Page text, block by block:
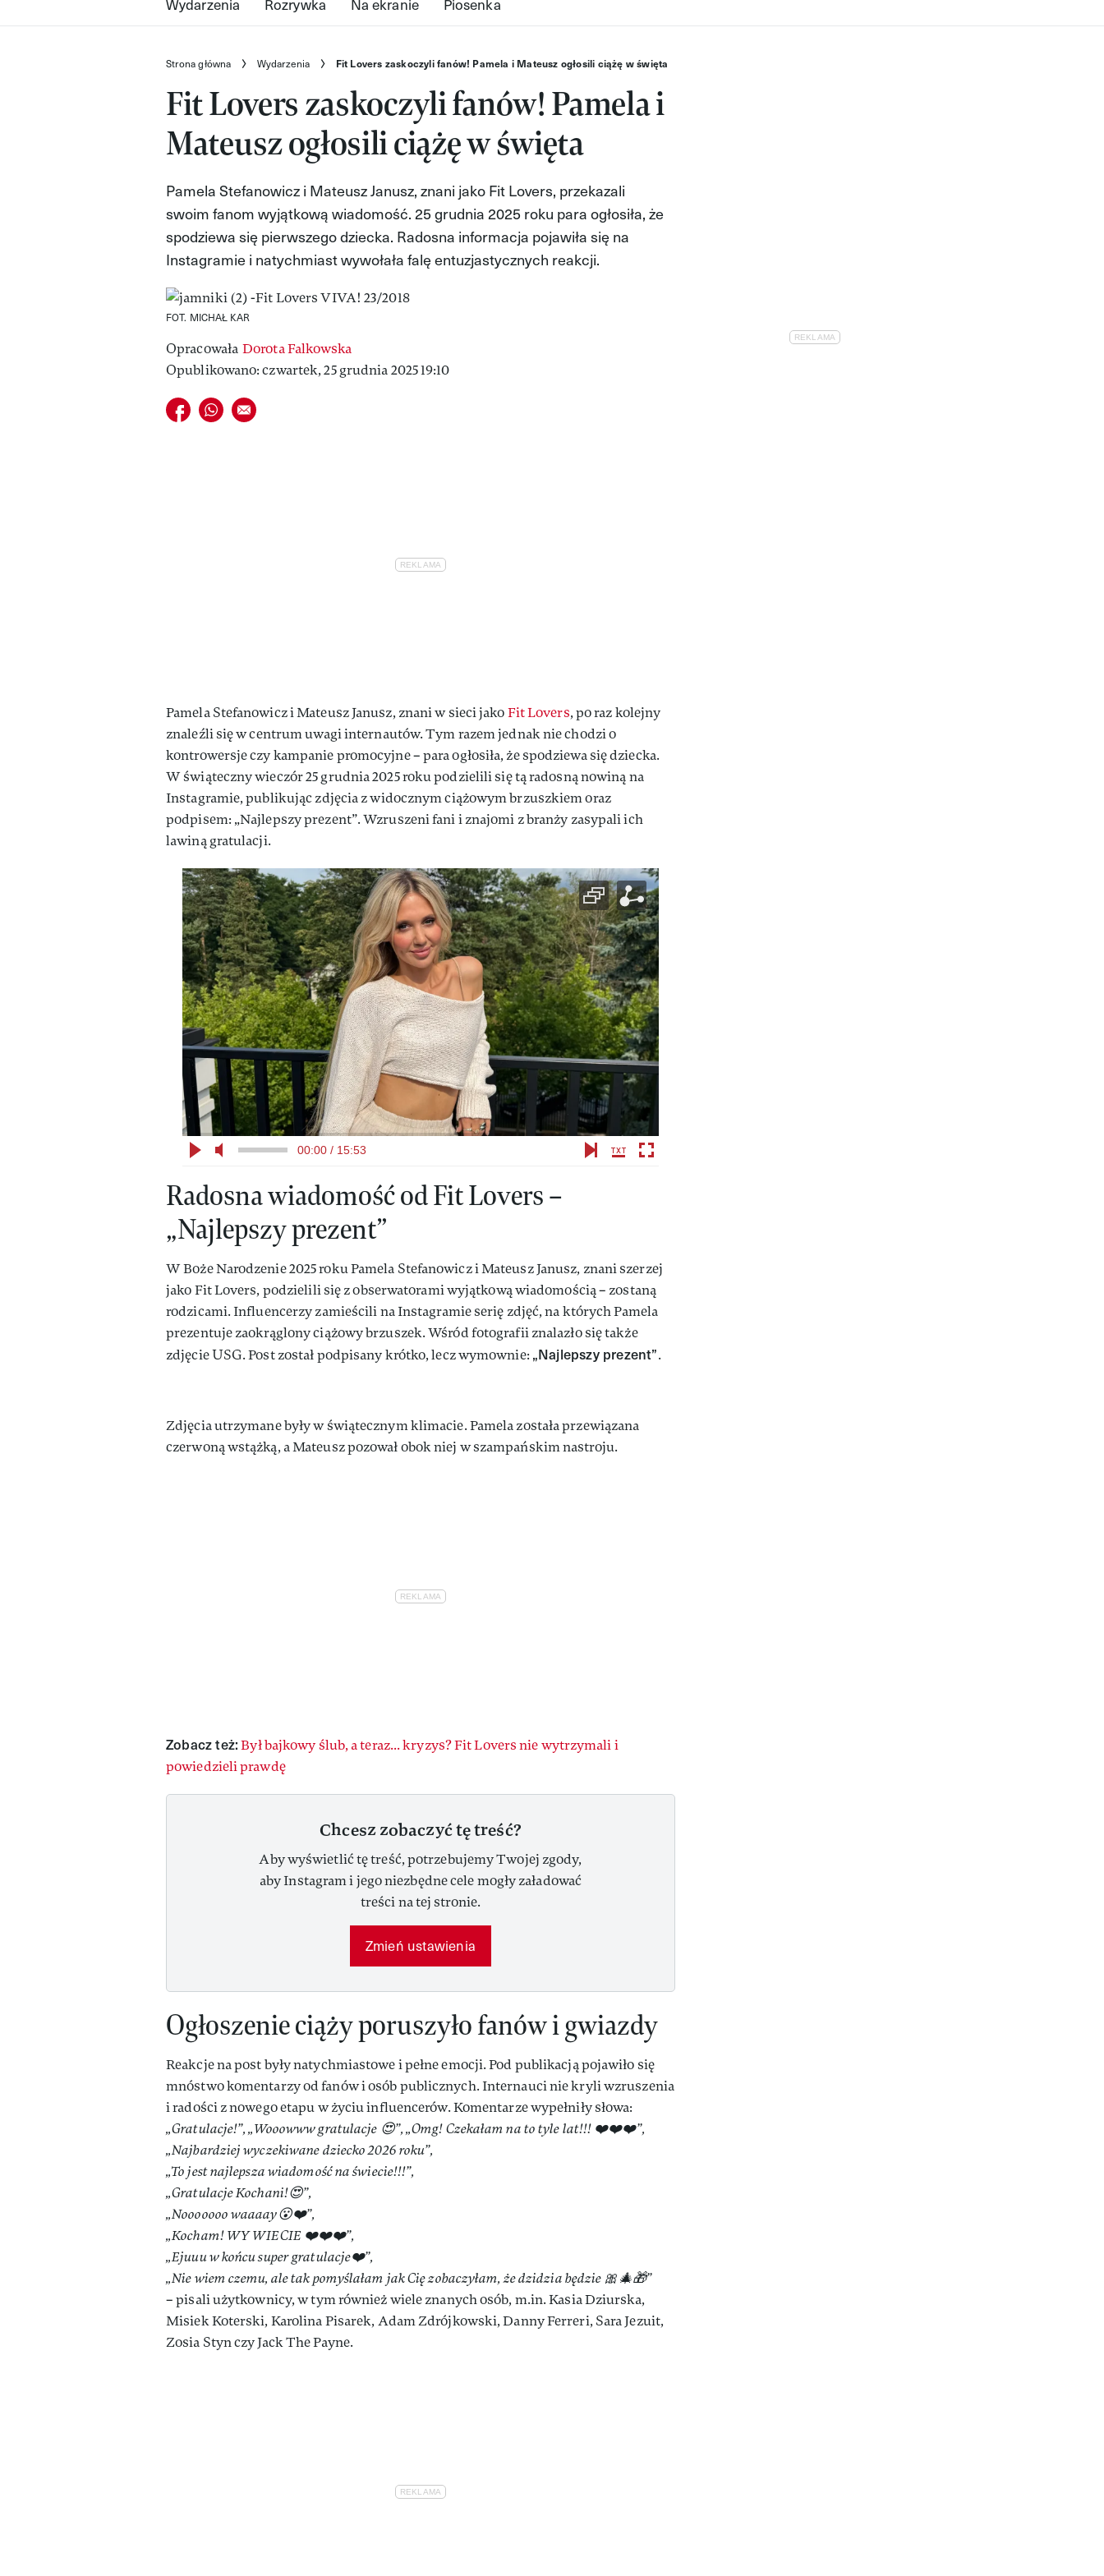
Strona główna Wydarzenia Fit Lovers zaskoczyli fanów! Pamela i Mateusz ogłosili ciążę w święta
Fit Lovers zaskoczyli fanów! Pamela i
Mateusz ogłosili ciążę w święta
Pamela Stefanowicz i Mateusz Janusz, znani jako Fit Lovers, przekazali
swoim fanom wyjątkową wiadomość. 25 grudnia 2025 roku para ogłosiła, że
spodziewa się pierwszego dziecka. Radosna informacja pojawiła się na
Instagramie i natychmiast wywołała falę entuzjastycznych reakcji.
FOT. MICHAŁ KAR
Opracowała Dorota Falkowska
Opublikowano: czwartek, 25 grudnia 2025 19:10
Udostępnij na facebook
Udostępnij na whatsapp
E-mail do przyjaciela
Pamela Stefanowicz i Mateusz Janusz, znani w sieci jakoFit Lovers, po raz kolejny
znaleźli się w centrum uwagi internautów. Tym razem jednak nie chodzi o
kontrowersje czy kampanie promocyjne – para ogłosiła, że spodziewa się dziecka.
W świąteczny wieczór 25 grudnia 2025 roku podzielili się tą radosną nowiną na
Instagramie, publikując zdjęcia z widocznym ciążowym brzuszkiem oraz
podpisem: „Najlepszy prezent”. Wzruszeni fani i znajomi z branży zasypali ich
lawiną gratulacji.
00:00 / 15:53
Radosna wiadomość od Fit Lovers –
„Najlepszy prezent”
W Boże Narodzenie 2025 roku Pamela Stefanowicz i Mateusz Janusz, znani szerzej
jako Fit Lovers, podzielili się z obserwatorami wyjątkową wiadomością – zostaną
rodzicami. Influencerzy zamieścili na Instagramie serię zdjęć, na których Pamela
prezentuje zaokrąglony ciążowy brzuszek. Wśród fotografii znalazło się także
zdjęcie USG. Post został podpisany krótko, lecz wymownie: „Najlepszy prezent”.
Zdjęcia utrzymane były w świątecznym klimacie. Pamela została przewiązana
czerwoną wstążką, a Mateusz pozował obok niej w szampańskim nastroju.
Zobacz też: Był bajkowy ślub, a teraz... kryzys? Fit Lovers nie wytrzymali i
powiedzieli prawdę
Chcesz zobaczyć tę treść?
Aby wyświetlić tę treść, potrzebujemy Twojej zgody,
aby Instagram i jego niezbędne cele mogły załadować
treści na tej stronie.
Zmień ustawienia
Ogłoszenie ciąży poruszyło fanów i gwiazdy
Reakcje na post były natychmiastowe i pełne emocji. Pod publikacją pojawiło się
mnóstwo komentarzy od fanów i osób publicznych. Internauci nie kryli wzruszenia
i radości z nowego etapu w życiu influencerów. Komentarze wypełniły słowa:
„Gratulacje!”, „Wooowww gratulacje 😍”, „Omg! Czekałam na to tyle lat!!! ❤️❤️❤️”,
„Najbardziej wyczekiwane dziecko 2026 roku”,
„To jest najlepsza wiadomość na świecie!!!”,
„Gratulacje Kochani!😍”,
„Nooooooo waaaay😮❤️”,
„Kocham! WY WIECIE ❤️❤️❤️”,
„Ejuuu w końcu super gratulacje❤️”,
„Nie wiem czemu, ale tak pomyślałam jak Cię zobaczyłam, że dzidzia będzie 🎀🎄🎁”
– pisali użytkownicy, w tym również wiele znanych osób, m.in. Kasia Dziurska,
Misiek Koterski, Karolina Pisarek, Adam Zdrójkowski, Danny Ferreri, Sara Jezuit,
Zosia Styn czy Jack The Payne.